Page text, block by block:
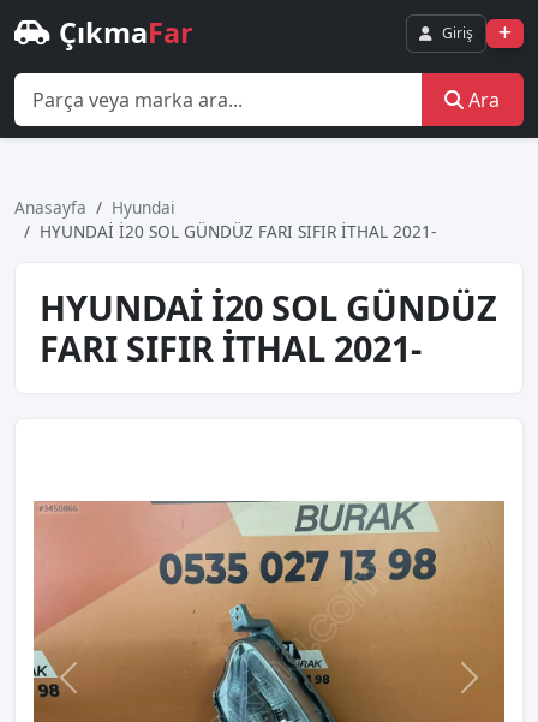
ÇıkmaFar Giriş
Ara
Anasayfa
Hyundai
HYUNDAİ İ20 SOL GÜNDÜZ FARI SIFIR İTHAL 2021-
HYUNDAİ İ20 SOL GÜNDÜZ
FARI SIFIR İTHAL 2021-